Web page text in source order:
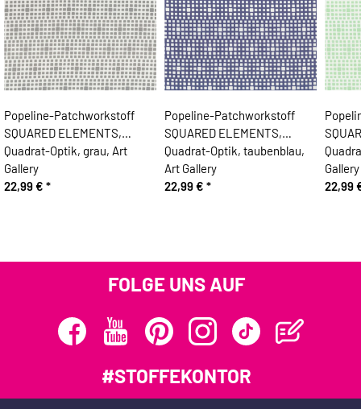
Popeline-Patchworkstoff
SQUARED ELEMENTS,
Quadrat-Optik, grau, Art
Gallery
22,99 € *
Popeline-Patchworkstoff
SQUARED ELEMENTS,
Quadrat-Optik, taubenblau,
Art Gallery
22,99 € *
Gallery
22,99
FOLGE UNS AUF
#STOFFEKONTOR